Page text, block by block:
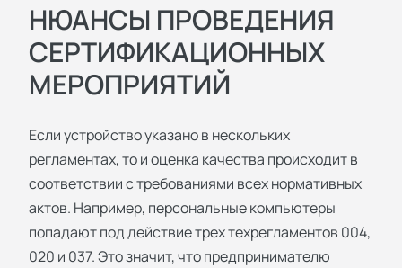
НЮАНСЫ ПРОВЕДЕНИЯ
СЕРТИФИКАЦИОННЫХ
МЕРОПРИЯТИЙ
Если устройство указано в нескольких
регламентах, то и оценка качества происходит в
соответствии с требованиями всех нормативных
актов. Например, персональные компьютеры
попадают под действие трех техрегламентов 004,
020 и 037. Это значит, что предпринимателю